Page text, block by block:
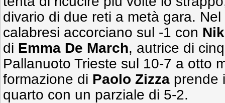
divario di due reti a metà gara.
calabresi accorciano sul -1 con
di Emma De March, autrice di
Pallanuoto Trieste sul 10-7 a otto
formazione di Paolo Zizza prende
quarto con un parziale di 5-2.